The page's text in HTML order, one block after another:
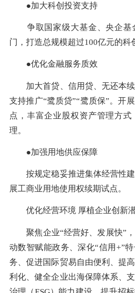
●加大科创投资支持
争取国家级大基金、央企基
门，打造总规模超过100亿元的科
●优化金融服务质效
加大首贷、信用贷、无还本续
支持推广“鹭质贷”“鹭质保”。开
点，丰富企业股权资产管理方
理。
●加强用地供应保障
按规定稳妥推进集体经营性建
展工商业用地使用权续期试点。
优化经营环境 厚植企业创新
聚焦企业“经营好、发展快”，
动数智赋能政务、深化“信用+”
务、促进国际贸易自由便利、提
利化、健全企业出海保障体系、